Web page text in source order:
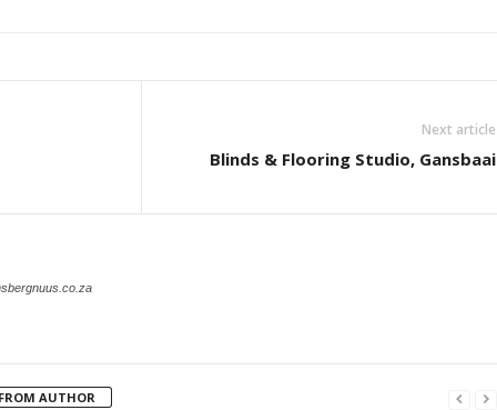
Next article
Blinds & Flooring Studio, Gansbaai
AUTHOR